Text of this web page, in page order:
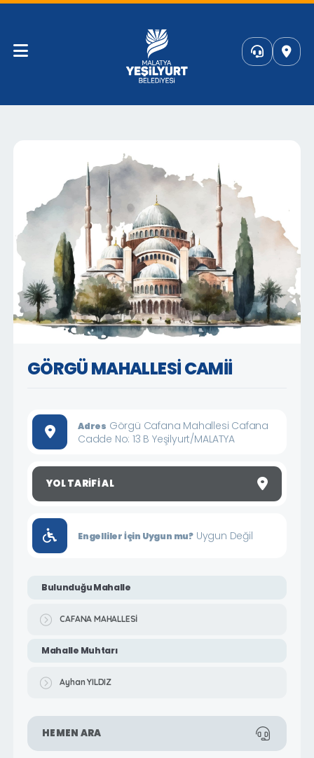
GÖRGÜ MAHALLESİ CAMİİ
Adres Görgü Cafana Mahallesi Cafana
Cadde No: 13 B Yeşilyurt/MALATYA
YOL TARIFI AL
Engelliler İçin Uygun mu? Uygun Değil
Bulunduğu Mahalle
CAFANA MAHALLESİ
Mahalle Muhtarı
Ayhan YILDIZ
HEMEN ARA